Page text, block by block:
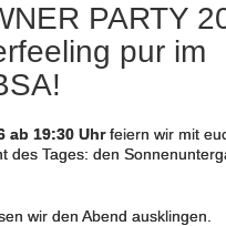
PARTY
pur im
ab 19:30 Uhrfeiern wir mit
des Tages: den
wir den Abend ausklingen.